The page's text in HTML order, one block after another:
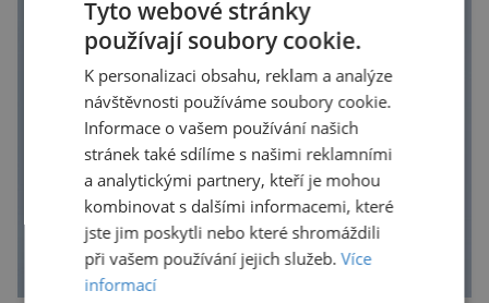
Skutečně nepřehání? Pokud se podrobněji
podíváme na ochranu jejich elektrokol
Electrified S2 a X2, pak je […]
Tyto webové stránky
používají soubory cookie.
K personalizaci obsahu, reklam a analýze
návštěvnosti používáme soubory cookie.
Informace o vašem používání našich
stránek také sdílíme s našimi reklamními
a analytickými partnery, kteří je mohou
kombinovat s dalšími informacemi, které
jste jim poskytli nebo které shromáždili
při vašem používání jejich služeb.Více
informací